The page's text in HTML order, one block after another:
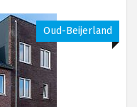
Oud-Beijerland